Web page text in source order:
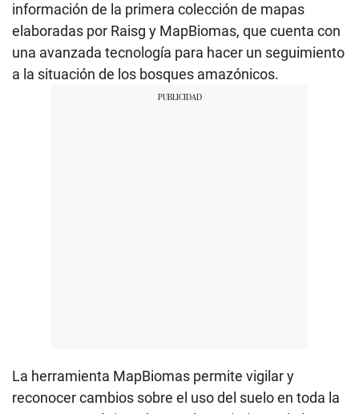
información de la primera colección de mapas
elaboradas por Raisg y MapBiomas, que cuenta con
una avanzada tecnología para hacer un seguimiento
a la situación de los bosques amazónicos.
La herramienta MapBiomas permite vigilar y
reconocer cambios sobre el uso del suelo en toda la